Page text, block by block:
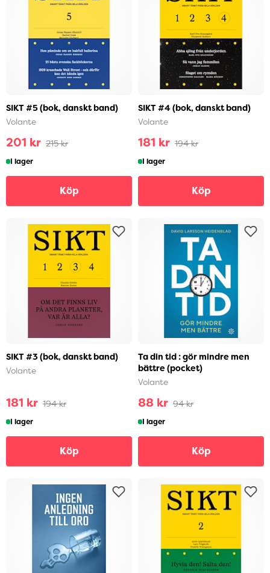
SIKT #5 (bok, danskt band)
Volante
201 kr 215 kr
I lager
Köp
SIKT #4 (bok, danskt band)
Volante
181 kr 194 kr
I lager
Köp
SIKT #3 (bok, danskt band)
Volante
181 kr 194 kr
I lager
Köp
Ta din tid : gör mindre men
bättre (pocket)
Volante
88 kr 94 kr
I lager
Köp